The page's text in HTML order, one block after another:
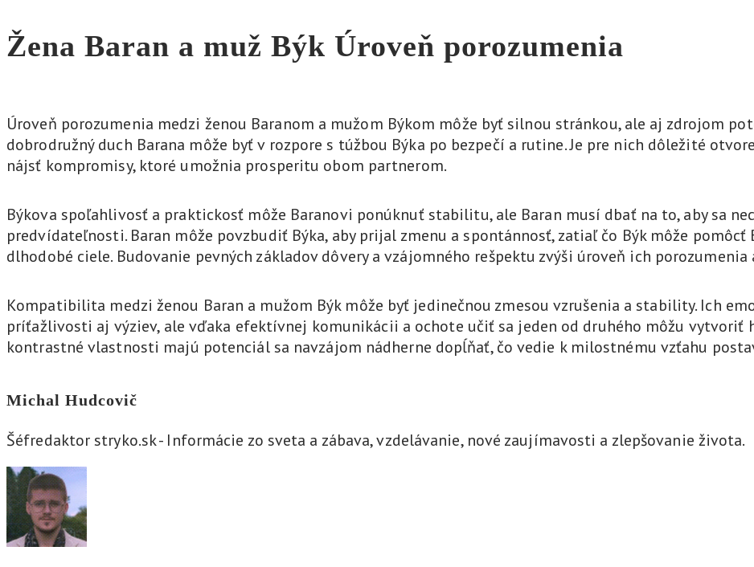
Žena Baran a muž Býk Úroveň porozumenia
Úroveň porozumenia medzi ženou Baranom a mužom Býkom môže byť silnou stránkou, ale aj zdrojom
dobrodružný duch Barana môže byť v rozpore s túžbou Býka po bezpečí a rutine. Je pre nich dôležité
nájsť kompromisy, ktoré umožnia prosperitu obom partnerom.
Býkova spoľahlivosť a praktickosť môže Baranovi ponúknuť stabilitu, ale Baran musí dbať na to, aby sa
predvídateľnosti. Baran môže povzbudiť Býka, aby prijal zmenu a spontánnosť, zatiaľ čo Býk môže
dlhodobé ciele. Budovanie pevných základov dôvery a vzájomného rešpektu zvýši úroveň ich
Kompatibilita medzi ženou Baran a mužom Býk môže byť jedinečnou zmesou vzrušenia a stability. Ich
príťažlivosti aj výziev, ale vďaka efektívnej komunikácii a ochote učiť sa jeden od druhého môžu vytvoriť
kontrastné vlastnosti majú potenciál sa navzájom nádherne dopĺňať, čo vedie k milostnému vzťahu
Michal Hudcovič
Šéfredaktor stryko.sk - Informácie zo sveta a zábava, vzdelávanie, nové zaujímavosti a zlepšovanie života.